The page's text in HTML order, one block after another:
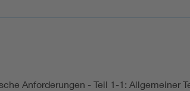
Anforderungen - Teil 1-1: Allgemeiner